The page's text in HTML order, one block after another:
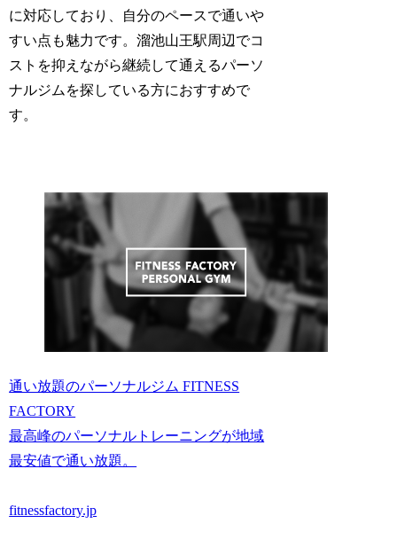
に対応しており、自分のペースで通いや
すい点も魅力です。溜池山王駅周辺でコ
ストを抑えながら継続して通えるパーソ
ナルジムを探している方におすすめで
す。
通い放題のパーソナルジム FITNESS
FACTORY
最高峰のパーソナルトレーニングが地域
最安値で通い放題。
fitnessfactory.jp